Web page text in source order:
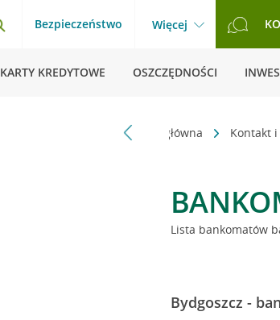
Bezpieczeństwo Więcej
KARTY KREDYTOWE OSZCZĘDNOŚCI
Strona główna Kontakt
Lista bankomatów
Bydgoszcz -